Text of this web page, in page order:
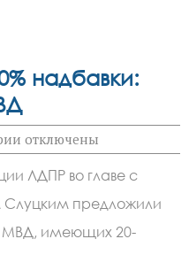
надбавки:
к
записи
20
лет
службы
—
50%
надбавки:
отключены
ЛДПР во главе с
предложили
МВД, имеющих 20-